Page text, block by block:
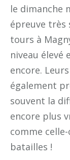
le dimanche
épreuve très
tours à
niveau élevé
encore.
également
souvent la
encore plus
comme
batailles !